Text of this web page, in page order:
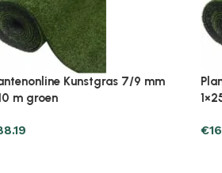
Plantenonline Kunstgras 7/9 mm
1×25 m groen